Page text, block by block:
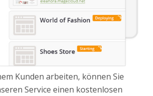
Kunden arbeiten, können Sie
Service einen kostenlosen